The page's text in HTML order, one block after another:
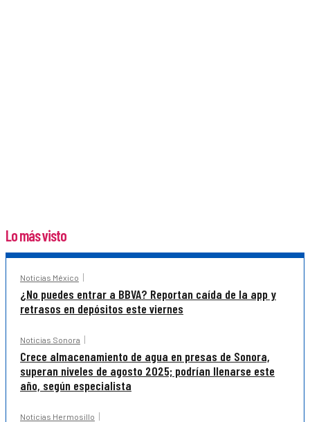
Lo más visto
Noticias México
¿No puedes entrar a BBVA? Reportan caída de la app y
retrasos en depósitos este viernes
Noticias Sonora
Crece almacenamiento de agua en presas de Sonora,
superan niveles de agosto 2025; podrían llenarse este
año, según especialista
Noticias Hermosillo